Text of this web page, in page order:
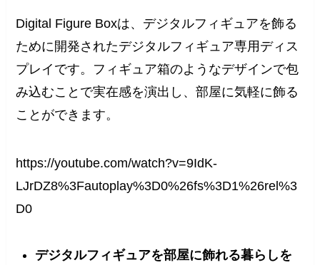
Digital Figure Boxは、デジタルフィギュアを飾る
ために開発されたデジタルフィギュア専用ディス
プレイです。フィギュア箱のようなデザインで包
み込むことで実在感を演出し、部屋に気軽に飾る
ことができます。
https://youtube.com/watch?v=9IdK-
LJrDZ8%3Fautoplay%3D0%26fs%3D1%26rel%3
D0
デジタルフィギュアを部屋に飾れる暮らしを